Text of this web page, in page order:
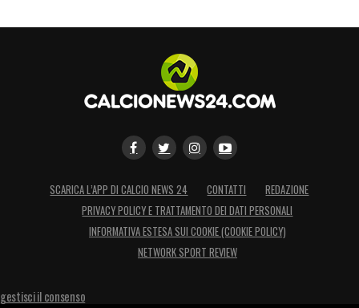
SCARICA L’APP DI CALCIO NEWS 24 CONTATTI
REDAZIONE
PRIVACY POLICY E TRATTAMENTO DEI DATI PERSONALI
INFORMATIVA ESTESA SUI COOKIE (COOKIE POLICY)
NETWORK SPORT REVIEW
gestisci il consenso